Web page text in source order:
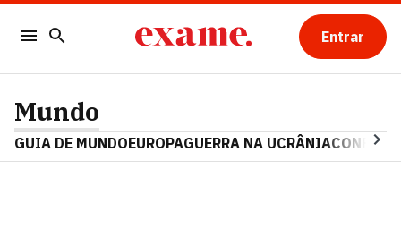
Entrar
Mundo
GUIA DE MUNDOEUROPAGUERRA NA UCRÂNIA